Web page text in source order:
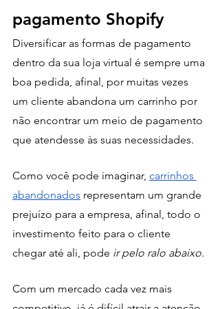
pagamento Shopify
Diversificar as formas de pagamento
dentro da sua loja virtual é sempre uma
boa pedida, afinal, por muitas vezes
um cliente abandona um carrinho por
não encontrar um meio de pagamento
que atendesse às suas necessidades.
Como você pode imaginar, carrinhos
abandonados representam um grande
prejuízo para a empresa, afinal, todo o
investimento feito para o cliente
chegar até ali, pode ir pelo ralo abaixo.
Com um mercado cada vez mais